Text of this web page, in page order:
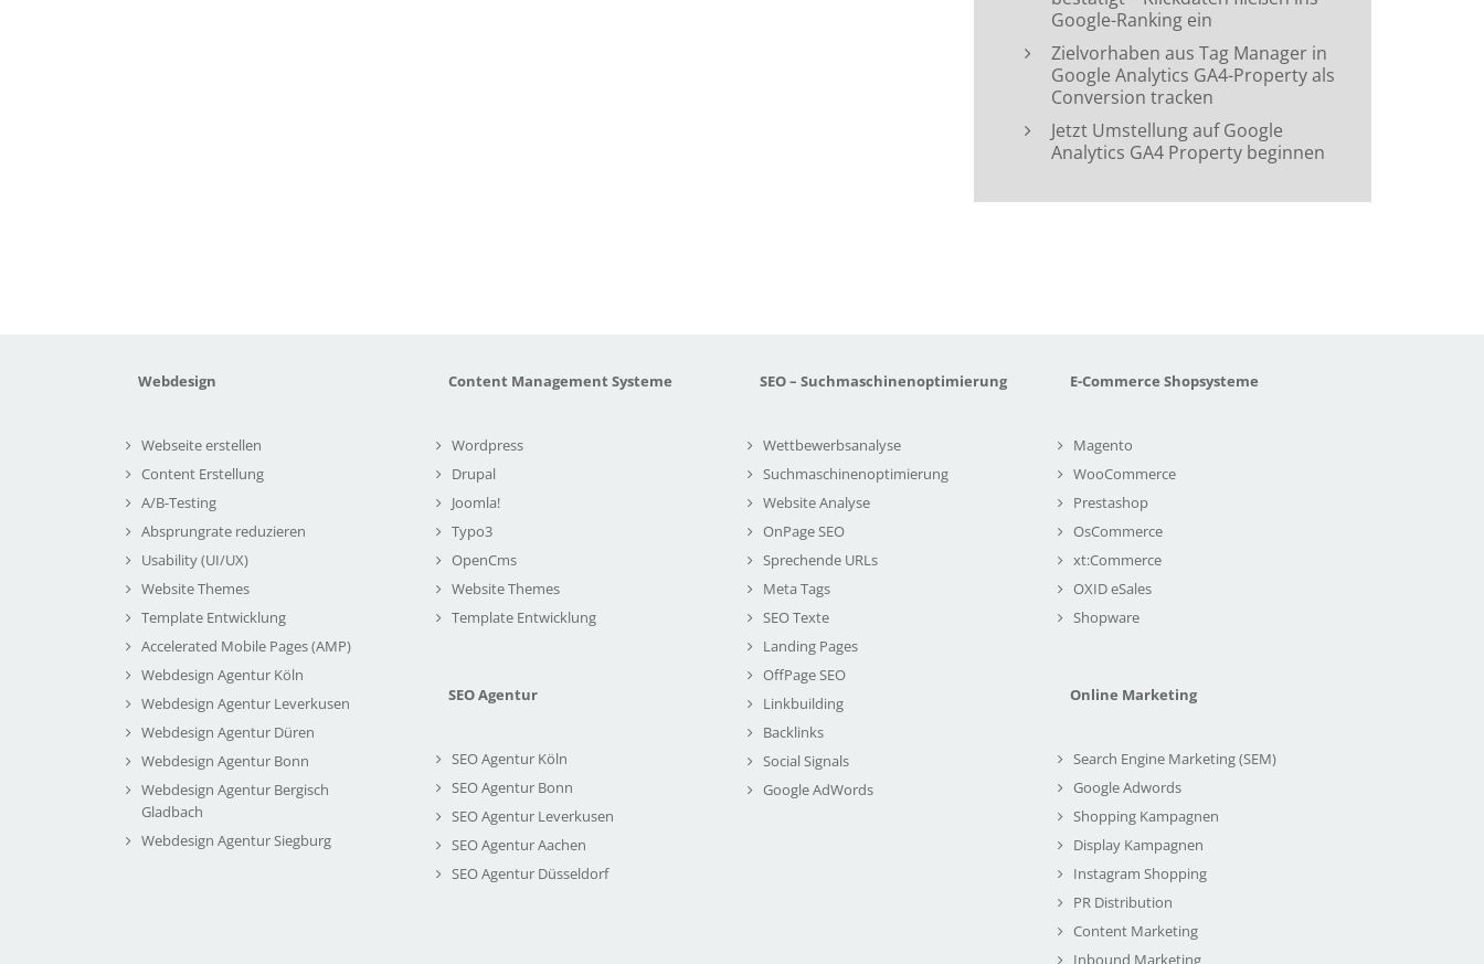
Google-Ranking ein
Zielvorhaben aus Tag Manager in
Google Analytics GA4-Property als
Conversion tracken
Jetzt Umstellung auf Google
Analytics GA4 Property beginnen
Webdesign
Webseite erstellen
Content Erstellung
A/B-Testing
Absprungrate reduzieren
Usability (UI/UX)
Website Themes
Template Entwicklung
Accelerated Mobile Pages (AMP)
Webdesign Agentur Köln
Webdesign Agentur Leverkusen
Webdesign Agentur Düren
Webdesign Agentur Bonn
Webdesign Agentur Bergisch
Gladbach
Webdesign Agentur Siegburg
Content Management Systeme
Wordpress
Drupal
Joomla!
Typo3
OpenCms
Website Themes
Template Entwicklung
SEO Agentur
SEO Agentur Köln
SEO Agentur Bonn
SEO Agentur Leverkusen
SEO Agentur Aachen
SEO Agentur Düsseldorf
SEO – Suchmaschinenoptimierung
Wettbewerbsanalyse
Suchmaschinenoptimierung
Website Analyse
OnPage SEO
Sprechende URLs
Meta Tags
SEO Texte
Landing Pages
OffPage SEO
Linkbuilding
Backlinks
Social Signals
Google AdWords
E-Commerce Shopsysteme
Magento
WooCommerce
Prestashop
OsCommerce
xt:Commerce
OXID eSales
Shopware
Online Marketing
Search Engine Marketing (SEM)
Google Adwords
Shopping Kampagnen
Display Kampagnen
Instagram Shopping
PR Distribution
Content Marketing
Inbound Marketing